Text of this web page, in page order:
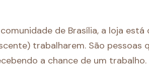
de Brasília, a loja está
trabalharem. São pessoas
a chance de um trabalho.